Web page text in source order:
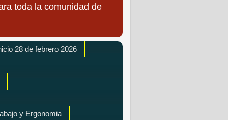
toda la comunidad de
28 de febrero 2026
y Ergonomia